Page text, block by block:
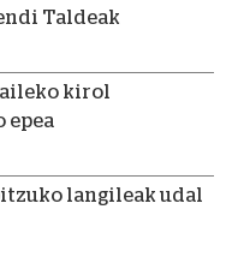
Taldeak
kirol
epea
langileak udal